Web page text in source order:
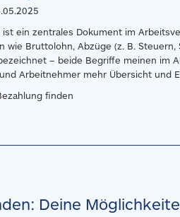
ist ein zentrales Dokument im
wie Bruttolohn, Abzüge (z. B.
– beide Begriffe meinen im
Arbeitnehmer mehr Übersicht und
finden
Deine